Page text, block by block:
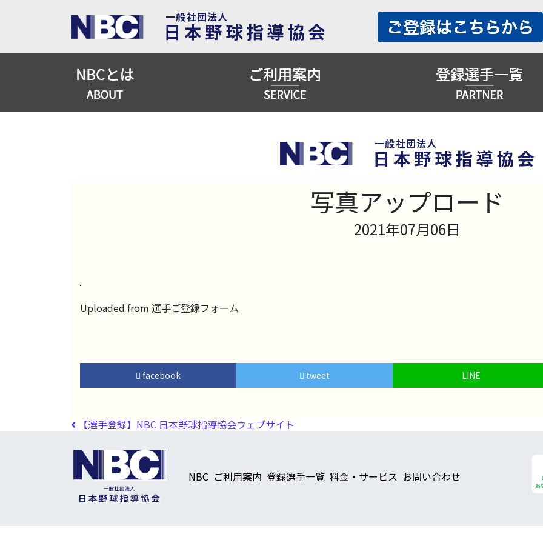
写真アップロード
2021年07月06日
Uploaded from 選手ご登録フォーム
facebook tweet LINE
投稿ナビゲーション
【選手登録】NBC 日本野球指導協会ウェブサイト
NBC ご利用案内 登録選手一覧 料金・サービス お問い合わせ